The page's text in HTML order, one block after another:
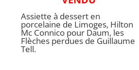
Assiette à dessert en
porcelaine de Limoges, Hilton
Mc Connico pour Daum, les
Flèches perdues de Guillaume
Tell.